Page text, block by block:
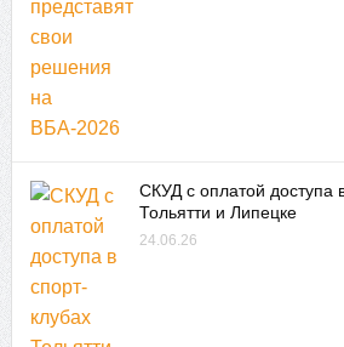
СКУД с оплатой доступа
Тольятти и Липецке
24.06.26